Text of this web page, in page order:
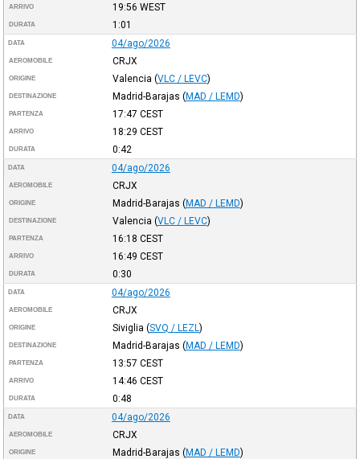
ARRIVO 19:56 WEST
DURATA 1:01
DATA 04/ago/2026
AEROMOBILE CRJX
ORIGINE Valencia (VLC / LEVC)
DESTINAZIONE Madrid-Barajas (MAD / LEMD)
PARTENZA 17:47 CEST
ARRIVO 18:29 CEST
DURATA 0:42
DATA 04/ago/2026
AEROMOBILE CRJX
ORIGINE Madrid-Barajas (MAD / LEMD)
DESTINAZIONE Valencia (VLC / LEVC)
PARTENZA 16:18 CEST
ARRIVO 16:49 CEST
DURATA 0:30
DATA 04/ago/2026
AEROMOBILE CRJX
ORIGINE Siviglia (SVQ / LEZL )
DESTINAZIONE Madrid-Barajas (MAD / LEMD)
PARTENZA 13:57 CEST
ARRIVO 14:46 CEST
DURATA 0:48
DATA 04/ago/2026
AEROMOBILE CRJX
ORIGINE Madrid-Barajas (MAD / LEMD)